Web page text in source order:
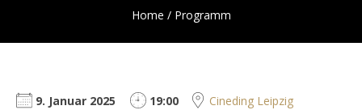
Home / Programm
9. Januar 2025 19:00
Cineding Leipzig